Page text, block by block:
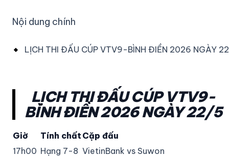
Nội dung chính
LỊCH THI ĐẤU CÚP VTV9-BÌNH ĐIỀN 2026 NGÀY
LỊCH THI ĐẤU CÚP VTV9-
BÌNH ĐIỀN 2026 NGÀY 22/5
Giờ Tính chất Cặp đấu
17h00 Hạng 7-8 VietinBank vs Suwon